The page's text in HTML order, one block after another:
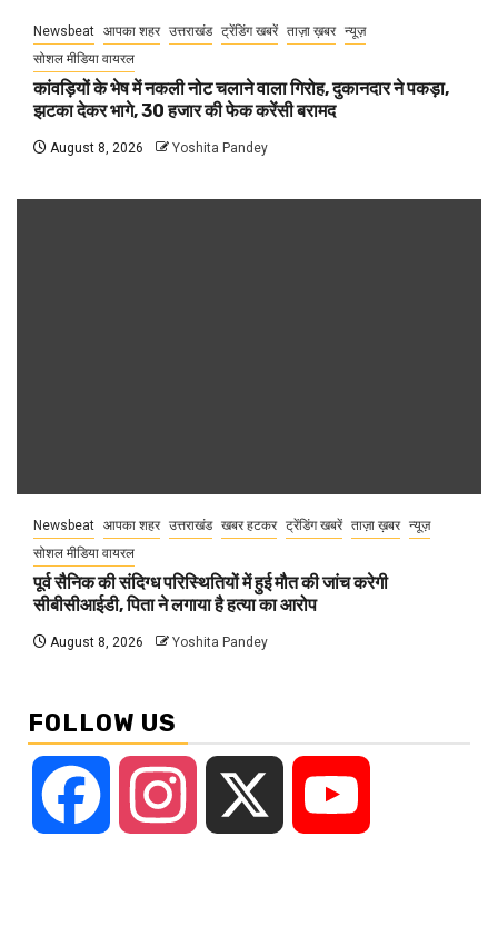
Newsbeat आपका शहर उत्तराखंड ट्रेंडिंग खबरें ताज़ा ख़बर न्यूज़
सोशल मीडिया वायरल
कांवड़ियों के भेष में नकली नोट चलाने वाला गिरोह, दुकानदार ने पकड़ा,
झटका देकर भागे, 30 हजार की फेक करेंसी बरामद
August 8, 2026 Yoshita Pandey
Newsbeat आपका शहर उत्तराखंड खबर हटकर ट्रेंडिंग खबरें ताज़ा ख़बर न्यूज़
सोशल मीडिया वायरल
पूर्व सैनिक की संदिग्ध परिस्थितियों में हुई मौत की जांच करेगी
सीबीसीआईडी, पिता ने लगाया है हत्या का आरोप
August 8, 2026 Yoshita Pandey
FOLLOW US
Facebook Instagram